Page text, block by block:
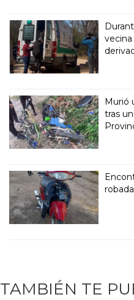
Murió
tras
TAMBIÉN TE